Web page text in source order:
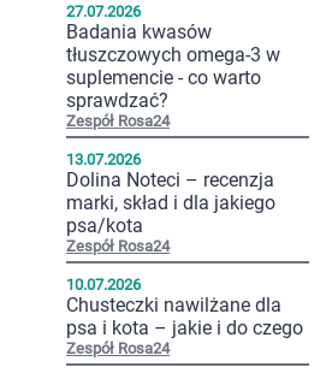
27.07.2026
Badania kwasów
tłuszczowych omega-3 w
suplemencie - co warto
sprawdzać?
Zespół Rosa24
13.07.2026
Dolina Noteci – recenzja
marki, skład i dla jakiego
psa/kota
Zespół Rosa24
10.07.2026
Chusteczki nawilżane dla
psa i kota – jakie i do czego
Zespół Rosa24